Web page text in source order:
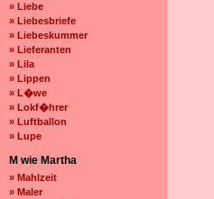
» Liebe
» Liebesbriefe
» Liebeskummer
» Lieferanten
» Lila
» Lippen
» L�we
» Lokf�hrer
» Luftballon
» Lupe
M wie Martha
» Mahlzeit
» Maler